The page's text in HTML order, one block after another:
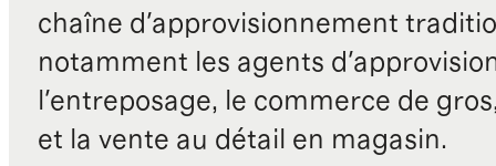
chaîne d'approvisionnement
notamment les agents
l'entreposage, le commerce de
et la vente au détail en magasin.